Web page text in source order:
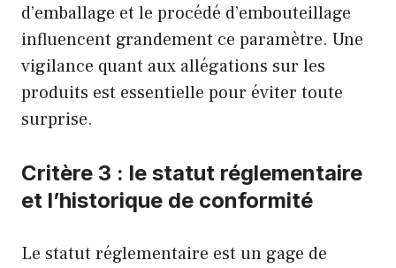
d’emballage et le procédé d’embouteillage
influencent grandement ce paramètre. Une
vigilance quant aux allégations sur les
produits est essentielle pour éviter toute
surprise.
Critère 3 : le statut réglementaire
et l’historique de conformité
Le statut réglementaire est un gage de